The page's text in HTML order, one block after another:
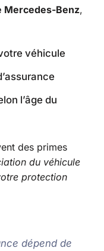
Mercedes-Benz,
véhicule
l’âge du
des primes
du véhicule
protection
dépend de